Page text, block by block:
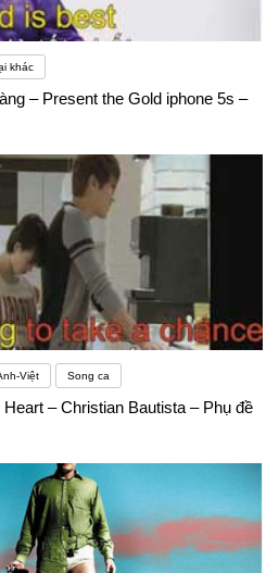
khác
– Present the Gold iphone 5s –
Việt Song ca
– Christian Bautista – Phụ đề